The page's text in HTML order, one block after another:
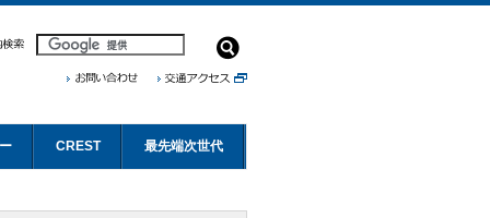
CREST 最先端次世代